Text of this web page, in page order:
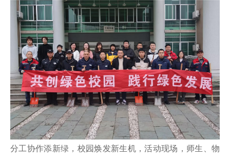
分工协作添新绿，校园焕发新生机，活动现场，师生、物